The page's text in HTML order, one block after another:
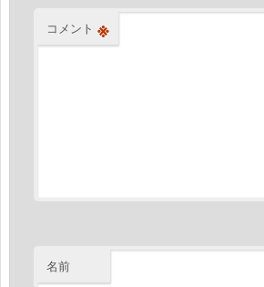
コメント ※
名前